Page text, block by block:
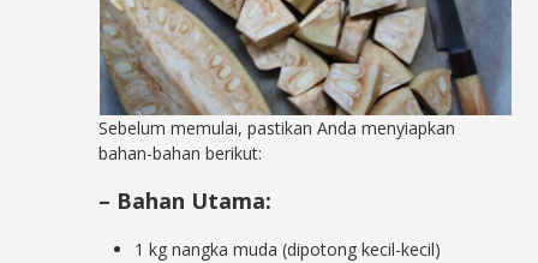
Sebelum memulai, pastikan Anda menyiapkan
bahan-bahan berikut:
– Bahan Utama:
1 kg nangka muda (dipotong kecil-kecil)